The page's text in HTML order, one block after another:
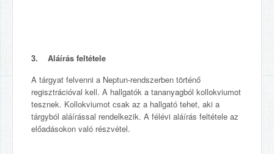
3. Aláírás feltétele
A tárgyat felvenni a Neptun-rendszerben történő
regisztrációval kell. A hallgatók a tananyagból kollokviumot
tesznek. Kollokviumot csak az a hallgató tehet, aki a
tárgyból aláírással rendelkezik. A félévi aláírás feltétele az
előadásokon való részvétel.